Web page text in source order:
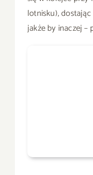
lotnisku),
jakże by inaczej –